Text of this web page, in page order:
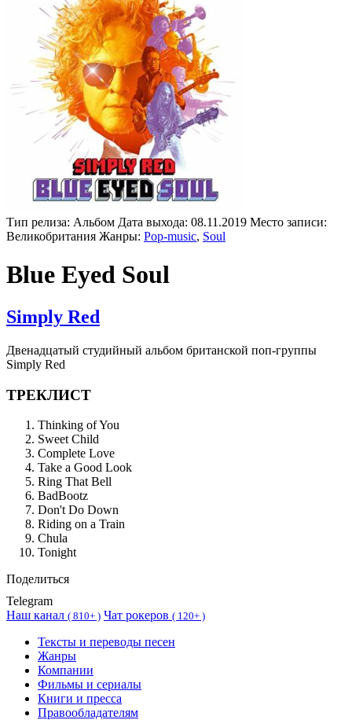
Тип релиза: Альбом Дата выхода: 08.11.2019 Место записи:
Великобритания Жанры: Pop-music, Soul
Blue Eyed Soul
Simply Red
Двенадцатый студийный альбом британской поп-группы
Simply Red
ТРЕКЛИСТ
Thinking of You
Sweet Child
Complete Love
Take a Good Look
Ring That Bell
BadBootz
Don't Do Down
Riding on a Train
Chula
Tonight
Поделиться
Telegram
Наш канал ( 810+ ) Чат рокеров ( 120+ )
Тексты и переводы песен
Жанры
Компании
Фильмы и сериалы
Книги и пресса
Правообладателям